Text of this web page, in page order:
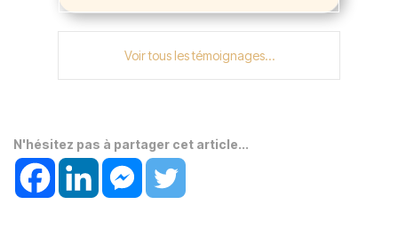
Voir tous les témoignages…
N'hésitez pas à partager cet article...